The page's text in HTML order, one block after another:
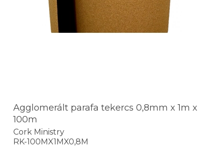
Agglomerált parafa tekercs 0,8mm x 1m x
100m
Cork Ministry
RK-100MX1MX0,8M